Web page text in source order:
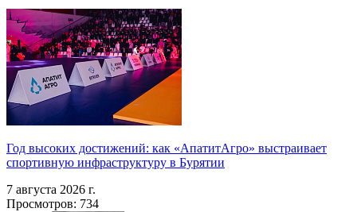
Год высоких достижений: как «АпатитАгро» выстраивает
спортивную инфраструктуру в Бурятии
7 августа 2026 г.
Просмотров: 734